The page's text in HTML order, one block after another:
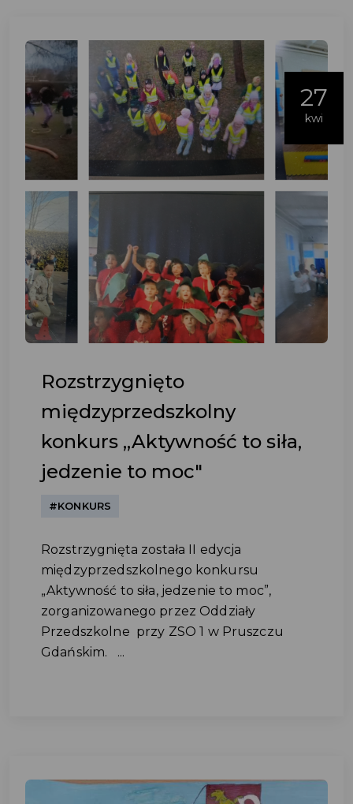
27
kwi
Rozstrzygnięto
międzyprzedszkolny
konkurs „Aktywność to siła,
jedzenie to moc"
#KONKURS
Rozstrzygnięta została II edycja
międzyprzedszkolnego konkursu
„Aktywność to siła, jedzenie to moc”,
zorganizowanego przez Oddziały
Przedszkolne przy ZSO 1 w Pruszczu
Gdańskim. ...